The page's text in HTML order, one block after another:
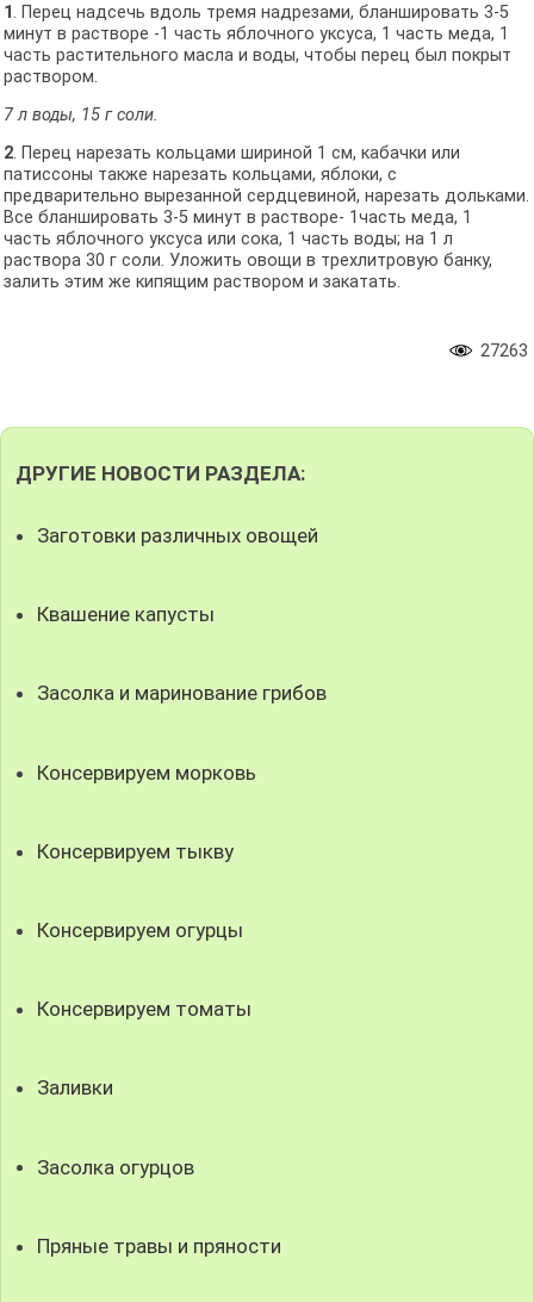
1 . Перец надсечь вдоль тремя надрезами, бланшировать 3-5
минут в растворе -1 часть яблочного уксуса, 1 часть меда, 1
часть растительного масла и воды, чтобы перец был покрыт
раствором.
7 л воды, 15 г соли.
2. Перец нарезать кольцами шириной 1 см, кабачки или
патиссоны также нарезать кольцами, яблоки, с
предварительно вырезанной сердцевиной, на­резать дольками.
Все бланшировать 3-5 минут в растворе- 1часть меда, 1
часть яблочного уксуса или сока, 1 часть воды; на 1 л
раствора 30 г соли. Уложить овощи в трехлитровую банку,
залить этим же кипящим раствором и закатать.
27263
ДРУГИЕ НОВОСТИ РАЗДЕЛА:
Заготовки различных овощей
Квашение капусты
Засолка и маринование грибов
Консервируем морковь
Консервируем тыкву
Консервируем огурцы
Консервируем томаты
Заливки
Засолка огурцов
Пряные травы и пряности